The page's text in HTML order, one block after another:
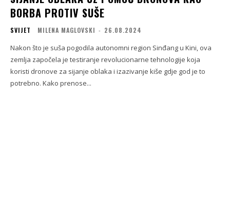
BORBA PROTIV SUŠE
SVIJET MILENA MAGLOVSKI - 26.08.2024
Nakon što je suša pogodila autonomni region Sinđang u Kini, ova
zemlja započela je testiranje revolucionarne tehnologije koja
koristi dronove za sijanje oblaka i izazivanje kiše gdje god je to
potrebno. Kako prenose...